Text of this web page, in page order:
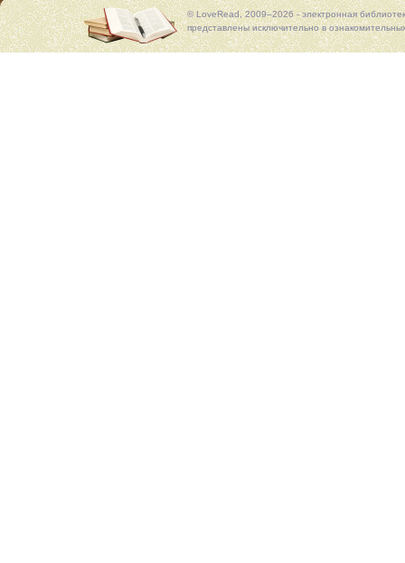
© LoveRead, 2009–2026 - электронная
представлены исключительно в